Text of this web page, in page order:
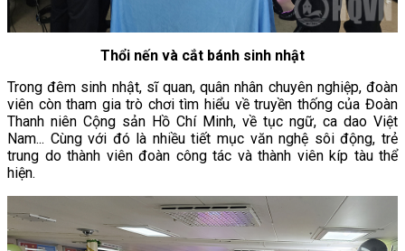
Thổi nến và cắt bánh sinh nhật
Trong đêm sinh nhật, sĩ quan, quân nhân chuyên nghiệp, đoàn
viên còn tham gia trò chơi tìm hiểu về truyền thống của Đoàn
Thanh niên Cộng sản Hồ Chí Minh, về tục ngữ, ca dao Việt
Nam... Cùng với đó là nhiều tiết mục văn nghệ sôi động, trẻ
trung do thành viên đoàn công tác và thành viên kíp tàu thể
hiện.